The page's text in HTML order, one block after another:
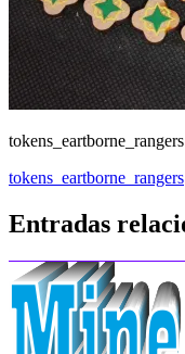
tokens_eartborne_rangers
Navegación
de
entradas
tokens_eartborne_rangers
Entradas